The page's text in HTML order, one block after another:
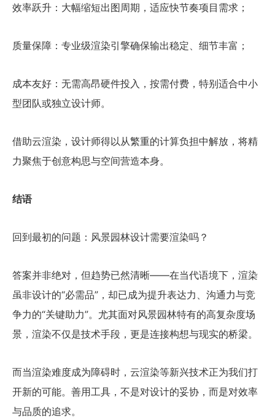
效率跃升：大幅缩短出图周期，适应快节奏项目需求；
质量保障：专业级渲染引擎确保输出稳定、细节丰富；
成本友好：无需高昂硬件投入，按需付费，特别适合中小
型团队或独立设计师。
借助云渲染，设计师得以从繁重的计算负担中解放，将精
力聚焦于创意构思与空间营造本身。
结语
回到最初的问题：风景园林设计需要渲染吗？
答案并非绝对，但趋势已然清晰——在当代语境下，渲染
虽非设计的“必需品”，却已成为提升表达力、沟通力与竞
争力的“关键助力”。尤其面对风景园林特有的高复杂度场
景，渲染不仅是技术手段，更是连接构想与现实的桥梁。
而当渲染难度成为障碍时，云渲染等新兴技术正为我们打
开新的可能。善用工具，不是对设计的妥协，而是对效率
与品质的追求。